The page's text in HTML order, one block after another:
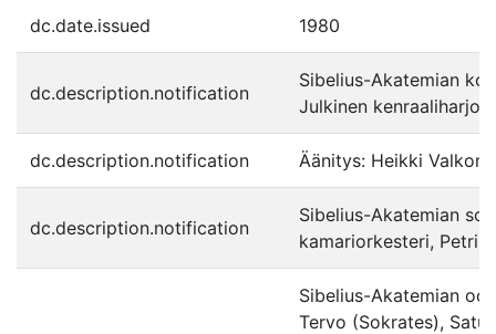
dc.date.issued 1980
dc.description.notification
Sibelius-Akatemian
Julkinen
dc.description.notification Äänitys: Heikki
dc.description.notification
Sibelius-Akatemian
kamariorkesteri, Petri
Sibelius-Akatemian
Tervo (Sokrates), Satu